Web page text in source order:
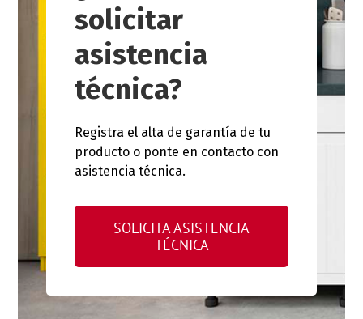
solicitar
asistencia
técnica?
Registra el alta de garantía de tu
producto o ponte en contacto con
asistencia técnica.
SOLICITA ASISTENCIA
TÉCNICA